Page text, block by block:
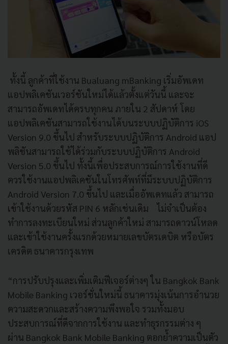
ทั้งนี้ ลูกค้าที่ใช้งาน Bualuang mBanking เริ่มอัพเดท
แอปพลิเคชันเวอร์ชันใหม่ได้แล้วตั้งแต่วันนี้ และจะ
สามารถอัพเดทได้ครบทุกคน ภายใน 2 สัปดาห์ โดย
แอปพลิเคชันสามารถใช้งานได้บนระบบปฏิบัติการ iOS
Version 9.0 ขึ้นไป สำหรับระบบปฏิบัติการ Android แอป
พลิชันสามารถใช้ได้ร่วมกับระบบปฏิบัติการ Android
Version 5.0 ขึ้นไป ทั้งนี้เพื่อประสบการณ์การใช้งานที่ดี
ควรใช้งานแอปพลิเคชันในโทรศัพท์ที่มีระบบปฏิบัติการ
Android Version 7.0 ขึ้นไป และเมื่ออัพเดทแล้ว สามารถ
เข้าใช้งานด้วยรหัส PIN 6 หลักเช่นเดิม ไม่จำเป็นต้อง
ทำการลงทะเบียนใหม่ ส่วนลูกค้าใหม่ สามารถดาวน์โหลด
และเข้าใช้งานครั้งแรกด้วยหมายเลขบัตรเดบิต หรือบัตร
เครดิต ธนาคารกรุงเทพ
“การปรับปรุงและเพิ่มเติมฟีเจอร์ต่างๆ ใน Bangkok Bank
Mobile Banking เวอร์ชั่นใหม่นี้ ธนาคารมุ่งเน้นการอำนวย
ความสะดวกและสร้างความพึงพอใจ รวมทั้งมอบ
ประสบการณ์ที่ดีจากการใช้งาน และทำธุรกรรมต่าง ๆ
ผ่าน Bangkok Bank Mobile Banking ตอกย้ำความเป็นตัว